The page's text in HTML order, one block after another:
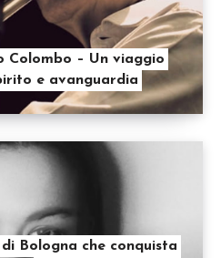
Colombo – Un viaggio
e avanguardia
Bologna che conquista